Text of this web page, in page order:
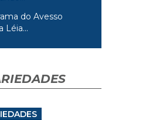
do Avesso
Léia...